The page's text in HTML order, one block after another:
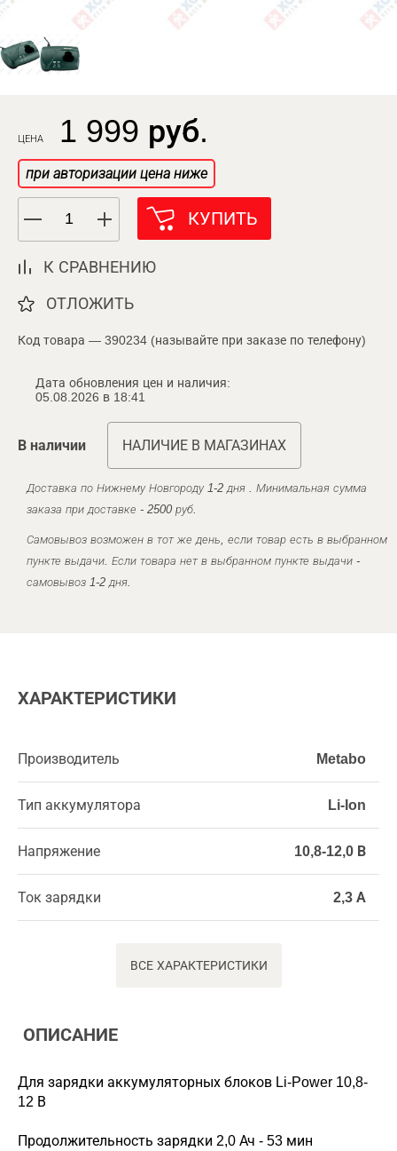
ЦЕНА 1 999 руб.
при авторизации цена ниже
КУПИТЬ
К СРАВНЕНИЮ
ОТЛОЖИТЬ
Код товара — 390234 (называйте при заказе по телефону)
Дата обновления цен и наличия:
05.08.2026 в 18:41
В наличии НАЛИЧИЕ В МАГАЗИНАХ
Доставка по Нижнему Новгороду 1-2 дня . Минимальная сумма
заказа при доставке - 2500 руб.
Самовывоз возможен в тот же день, если товар есть в выбранном
пункте выдачи. Если товара нет в выбранном пункте выдачи -
самовывоз 1-2 дня.
ХАРАКТЕРИСТИКИ
Производитель Metabo
Тип аккумулятора Li-Ion
Напряжение 10,8-12,0 В
Ток зарядки 2,3 А
ВСЕ ХАРАКТЕРИСТИКИ
ОПИСАНИЕ
Для зарядки аккумуляторных блоков Li-Power 10,8-
12 В
Продолжительность зарядки 2,0 Ач - 53 мин